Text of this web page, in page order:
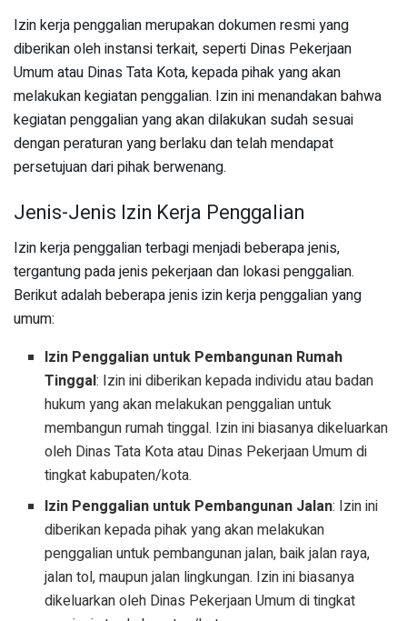
Izin kerja penggalian merupakan dokumen resmi yang
diberikan oleh instansi terkait, seperti Dinas Pekerjaan
Umum atau Dinas Tata Kota, kepada pihak yang akan
melakukan kegiatan penggalian. Izin ini menandakan bahwa
kegiatan penggalian yang akan dilakukan sudah sesuai
dengan peraturan yang berlaku dan telah mendapat
persetujuan dari pihak berwenang.
Jenis-Jenis Izin Kerja Penggalian
Izin kerja penggalian terbagi menjadi beberapa jenis,
tergantung pada jenis pekerjaan dan lokasi penggalian.
Berikut adalah beberapa jenis izin kerja penggalian yang
umum:
Izin Penggalian untuk Pembangunan Rumah
Tinggal: Izin ini diberikan kepada individu atau badan
hukum yang akan melakukan penggalian untuk
membangun rumah tinggal. Izin ini biasanya dikeluarkan
oleh Dinas Tata Kota atau Dinas Pekerjaan Umum di
tingkat kabupaten/kota.
Izin Penggalian untuk Pembangunan Jalan: Izin ini
diberikan kepada pihak yang akan melakukan
penggalian untuk pembangunan jalan, baik jalan raya,
jalan tol, maupun jalan lingkungan. Izin ini biasanya
dikeluarkan oleh Dinas Pekerjaan Umum di tingkat